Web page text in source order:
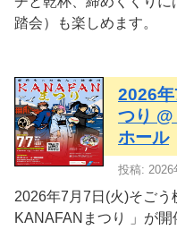
踏会）も楽しめます。
2026
つり
ホール
投稿: 2026
2026年7月7日(火)そごう
KANAFANまつり 」が